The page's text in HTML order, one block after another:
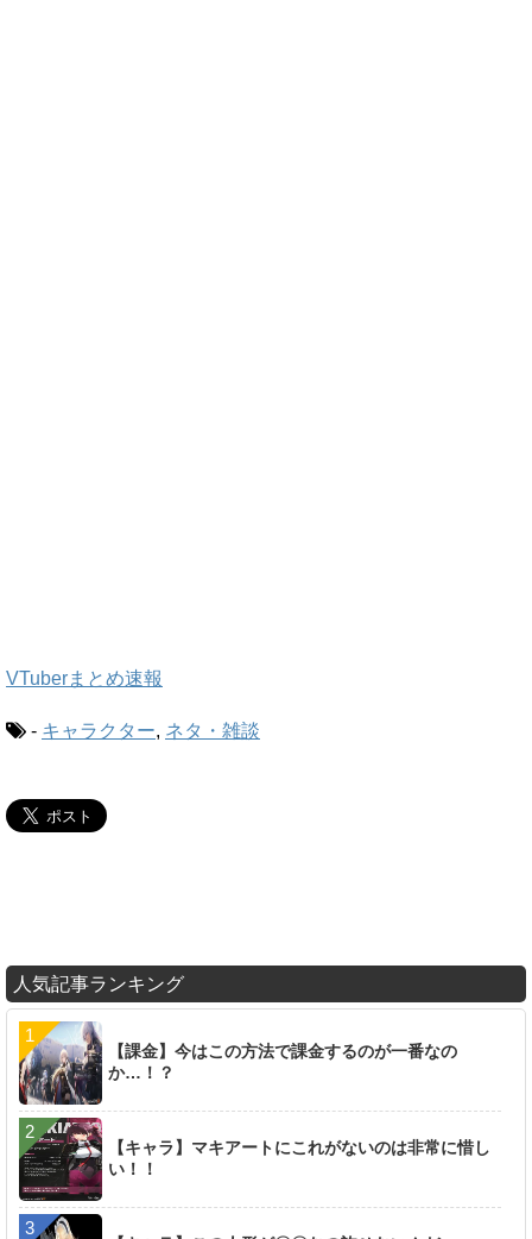
VTuberまとめ速報
- キャラクター, ネタ・雑談
人気記事ランキング
【課金】今はこの方法で課金するのが一番なの
か…！？
【キャラ】マキアートにこれがないのは非常に惜し
い！！